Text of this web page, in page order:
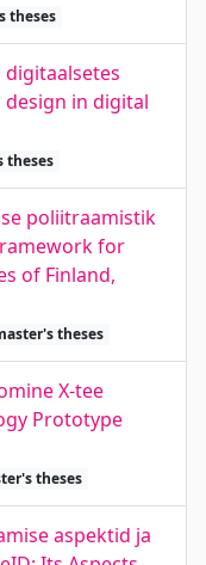
theses
in digital
theses
poliitraamistik
for
of Finland,
theses
X-tee
Prototype
theses
aspektid ja